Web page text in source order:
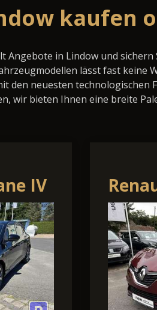
kaufen
Angebote in Lindow und
lässt fast keine
den neuesten
wir bieten Ihnen eine breite
IV
dCi